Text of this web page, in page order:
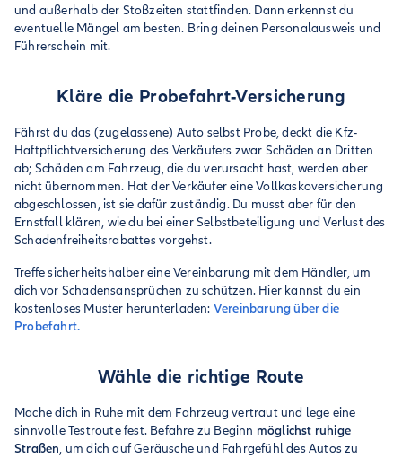
und außerhalb der Stoßzeiten stattfinden. Dann erkennst du
eventuelle Mängel am besten. Bring deinen Personalausweis und
Führerschein mit.
Kläre die Probefahrt-Versicherung
Fährst du das (zugelassene) Auto selbst Probe, deckt die Kfz-
Haftpflichtversicherung des Verkäufers zwar Schäden an Dritten
ab; Schäden am Fahrzeug, die du verursacht hast, werden aber
nicht übernommen. Hat der Verkäufer eine Vollkaskoversicherung
abgeschlossen, ist sie dafür zuständig. Du musst aber für den
Ernstfall klären, wie du bei einer Selbstbeteiligung und Verlust des
Schadenfreiheitsrabattes vorgehst.
Treffe sicherheitshalber eine Vereinbarung mit dem Händler, um
dich vor Schadensansprüchen zu schützen. Hier kannst du ein
kostenloses Muster herunterladen: Vereinbarung über die
Probefahrt.
Wähle die richtige Route
Mache dich in Ruhe mit dem Fahrzeug vertraut und lege eine
sinnvolle Testroute fest. Befahre zu Beginn möglichst ruhige
Straßen, um dich auf Geräusche und Fahrgefühl des Autos zu